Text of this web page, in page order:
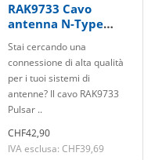
RAK9733 Cavo
antenna N-Type
5m
Stai cercando una
connessione di alta qualità
per i tuoi sistemi di
antenne? Il cavo RAK9733
Pulsar ..
CHF42,90
IVA esclusa: CHF39,69